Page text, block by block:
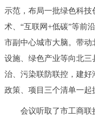
北京概况
绿色北京
多语种
ENGLISH
示范，布局一批绿色科
术、“互联网+低碳”等前
市副中心城市大脑。带
设施、绿色产业等向北
治、污染联防联控，建好
政策、项目三个清单一起
会议听取了市工商联